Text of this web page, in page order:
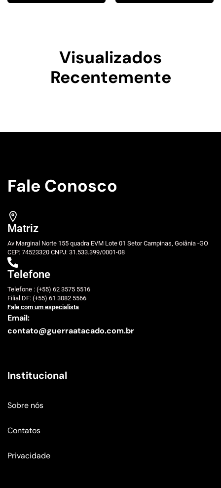
Visualizados
Recentemente
Fale Conosco
Matriz
Av Marginal Norte 155 quadra EVM Lote 01 Setor Campinas, Goiânia -GO
CEP: 74523320 CNPJ: 31.533.399/0001-08
Telefone
Telefone : (+55) 62 3575 5516
Filial DF: (+55) 61 3082 5566
Fale com um especialista
Email:
contato@guerraatacado.com.br
Institucional
Sobre nós
Contatos
Privacidade